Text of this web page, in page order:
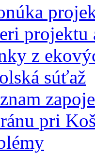
projektu
z
súťaž
pri